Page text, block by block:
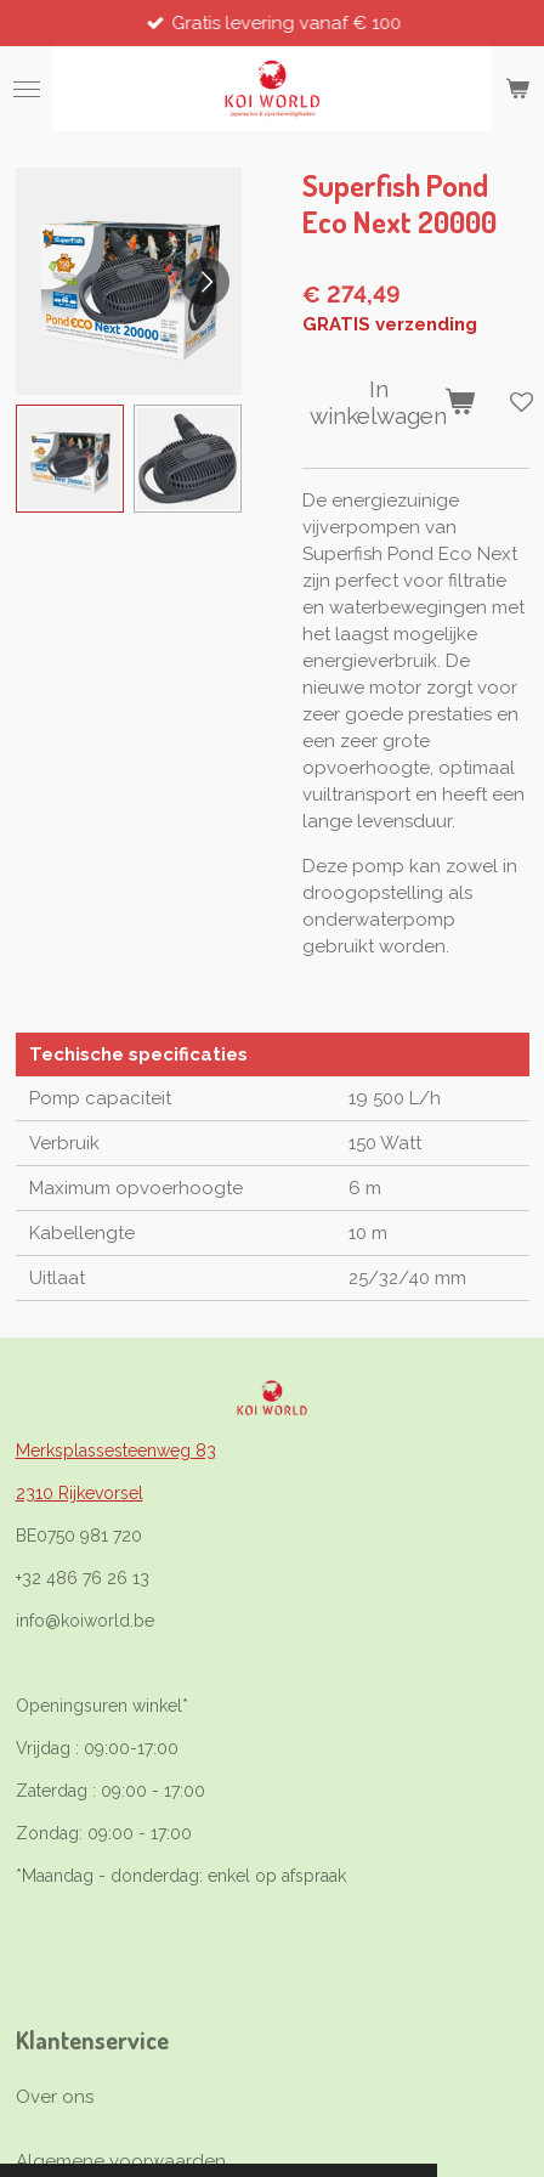
direct
naar
de
Gratis levering vanaf € 100
Superfish Pond
Eco Next 20000
€ 274,49
GRATIS verzending
In
winkelwagen
De energiezuinige
vijverpompen van
Superfish Pond Eco Next
zijn perfect voor filtratie
en waterbewegingen met
het laagst mogelijke
energieverbruik. De
nieuwe motor zorgt voor
zeer goede prestaties en
een zeer grote
opvoerhoogte, optimaal
vuiltransport en heeft een
lange levensduur.
Deze pomp kan zowel in
droogopstelling als
onderwaterpomp
gebruikt worden.
Techische specificaties
Pomp capaciteit
19 500 L/h
Verbruik 150 Watt
Maximum opvoerhoogte 6 m
Kabellengte 10 m
Uitlaat 25/32/40 mm
Merksplassesteenweg 83
2310 Rijkevorsel
BE0750 981 720
+32 486 76 26 13
info@koiworld.be
Openingsuren winkel*
Vrijdag : 09:00-17:00
Zaterdag : 09:00 - 17:00
Zondag: 09:00 - 17:00
*Maandag - donderdag: enkel op afspraak
Klantenservice
Over ons
Algemene voorwaarden